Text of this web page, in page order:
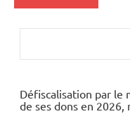
Economie
Défiscalisation par le
de ses dons en 2026,